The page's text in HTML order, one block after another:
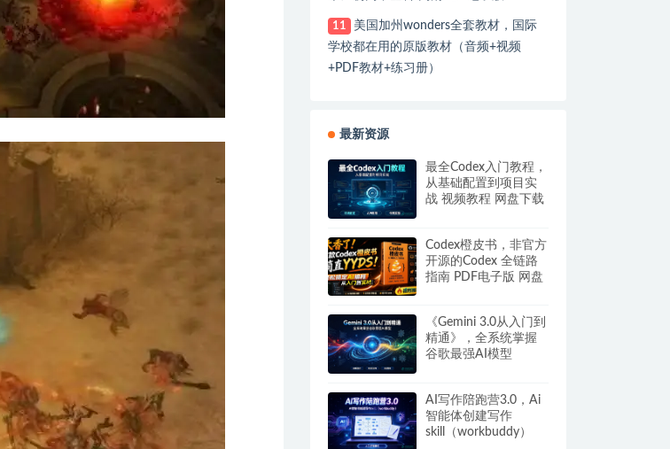
11
美国加州wonders全套教材，国际
学校都在用的原版教材（音频+视频
+PDF教材+练习册）
最新资源
最全Codex入门教程，
从基础配置到项目实
战 视频教程 网盘下载
Codex橙皮书，非官方
开源的Codex 全链路
指南 PDF电子版 网盘
《Gemini 3.0从入门到
精通》，全系统掌握
谷歌最强AI模型
AI写作陪跑营3.0，Ai
智能体创建写作
skill（workbuddy）